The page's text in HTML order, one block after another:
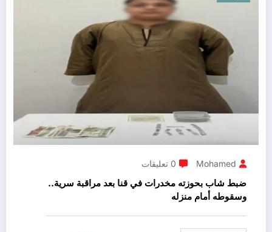
Mohamed 0 تعليقات
ضبط شاب بحوزته مخدرات في قنا بعد مراقبة سرية..
وسقوطه أمام منزله